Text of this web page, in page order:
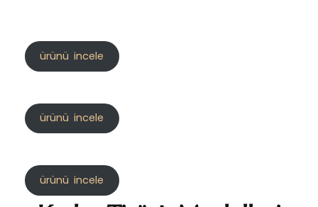
ürünü incele
ürünü incele
ürünü incele